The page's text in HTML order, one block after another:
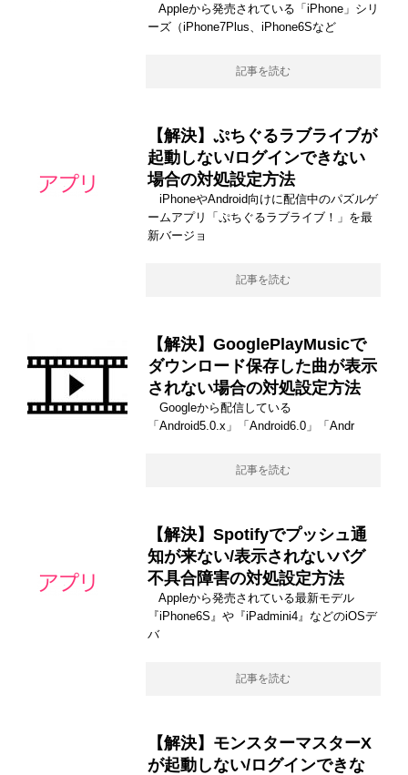
Appleから発売されている「iPhone」シリ
ーズ（iPhone7Plus、iPhone6Sなど
記事を読む
【解決】ぷちぐるラブライブが
起動しない/ログインできない
場合の対処設定方法
iPhoneやAndroid向けに配信中のパズルゲ
ームアプリ「ぷちぐるラブライブ！」を最
新バージョ
記事を読む
【解決】GooglePlayMusicで
ダウンロード保存した曲が表示
されない場合の対処設定方法
Googleから配信している
「Android5.0.x」「Android6.0」「Andr
記事を読む
【解決】Spotifyでプッシュ通
知が来ない/表示されないバグ
不具合障害の対処設定方法
Appleから発売されている最新モデル
『iPhone6S』や『iPadmini4』などのiOSデ
バ
記事を読む
【解決】モンスターマスターX
が起動しない/ログインできな